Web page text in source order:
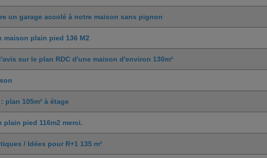
un garage accolé à notre maison sans pignon
maison plain pied 136 M2
sur le plan RDC d'une maison d'environ 130m²
plan 105m² à étage
plain pied 116m2 merci.
/ Idées pour R+1 135 m²